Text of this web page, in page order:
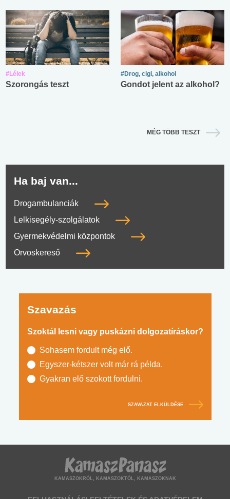
#Lélek
Szorongás teszt
#Drog, cigi, alkohol
Gondot jelent az alkohol?
MÉG TÖBB TESZT
Ha baj van...
Drogambulanciák
Lelkisegély-szolgálatok
Gyermekvédelmi központok
Orvoskereső
Szavazás
Szoktál lesni vagy puskázni dolgozatíráskor?
Sohasem fordult még elő.
Egyszer-kétszer volt már rá példa.
Gyakran elő szokott fordulni.
SZAVAZAT ELKÜLDÉSE
KAMASZOKRÓL, KAMASZOKTÓL, KAMASZOKNAK